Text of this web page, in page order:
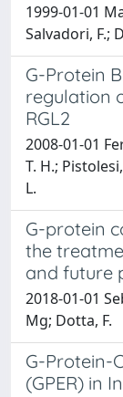
1999-01-01
Salvadori, F.;
G-Protein
regulation
RGL2
2008-01-01
T. H.;
L.
G-protein
the
and future
2018-01-01
Mg; Dotta, F.
G-Protein-
(GPER) in